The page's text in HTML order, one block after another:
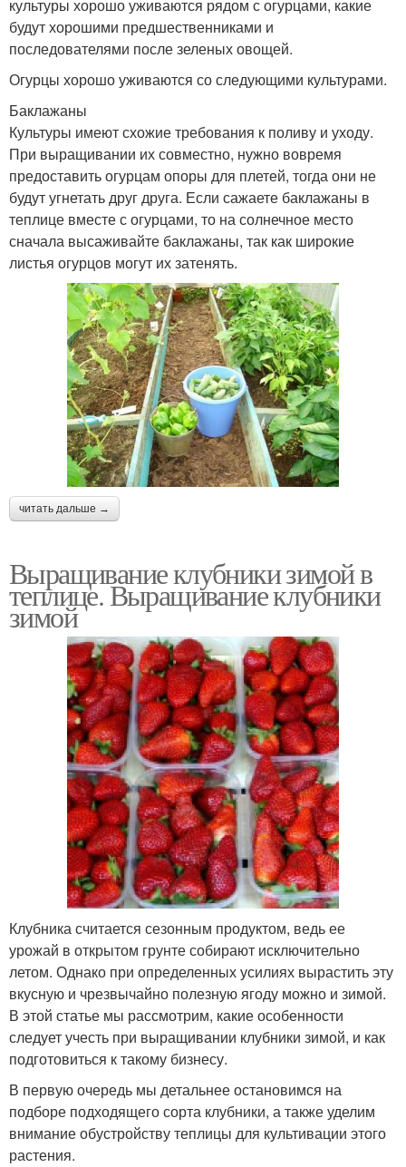
культуры хорошо уживаются рядом с огурцами, какие
будут хорошими предшественниками и
последователями после зеленых овощей.
Огурцы хорошо уживаются со следующими культурами.
Баклажаны
Культуры имеют схожие требования к поливу и уходу.
При выращивании их совместно, нужно вовремя
предоставить огурцам опоры для плетей, тогда они не
будут угнетать друг друга. Если сажаете баклажаны в
теплице вместе с огурцами, то на солнечное место
сначала высаживайте баклажаны, так как широкие
листья огурцов могут их затенять.
читать дальше →
Выращивание клубники зимой в
теплице. Выращивание клубники
зимой
Клубника считается сезонным продуктом, ведь ее
урожай в открытом грунте собирают исключительно
летом. Однако при определенных усилиях вырастить эту
вкусную и чрезвычайно полезную ягоду можно и зимой.
В этой статье мы рассмотрим, какие особенности
следует учесть при выращивании клубники зимой, и как
подготовиться к такому бизнесу.
В первую очередь мы детальнее остановимся на
подборе подходящего сорта клубники, а также уделим
внимание обустройству теплицы для культивации этого
растения.